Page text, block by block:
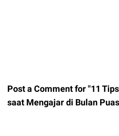
Post a Comment for "11
saat Mengajar di Bulan